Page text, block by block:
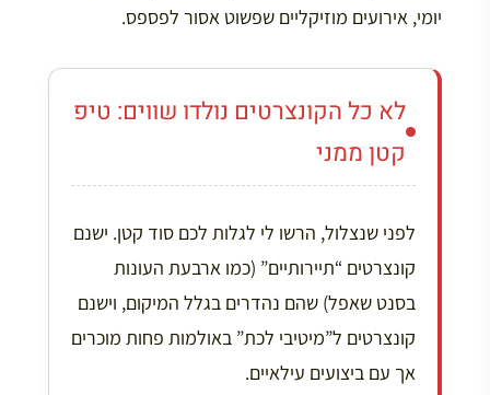
יומי, אירועים מוזיקליים שפשוט אסור לפספס.
לא כל הקונצרטים נולדו שווים: טיפ
קטן ממני
לפני שנצלול, הרשו לי לגלות לכם סוד קטן. ישנם
קונצרטים “תיירותיים” (כמו ארבעת העונות
בסנט שאפל) שהם נהדרים בגלל המיקום, וישנם
קונצרטים ל”מיטיבי לכת” באולמות פחות מוכרים
אך עם ביצועים עילאיים.